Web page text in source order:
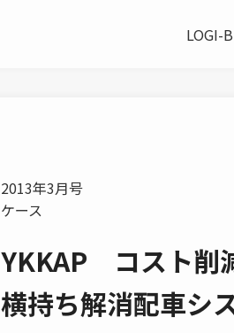
LOGI-
2013年3月号
ケース
YKKAP コスト削
横持ち解消配車シ